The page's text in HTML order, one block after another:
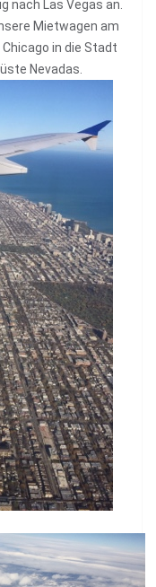
nach Las Vegas an.
Mietwagen am
in die Stadt
Nevadas.